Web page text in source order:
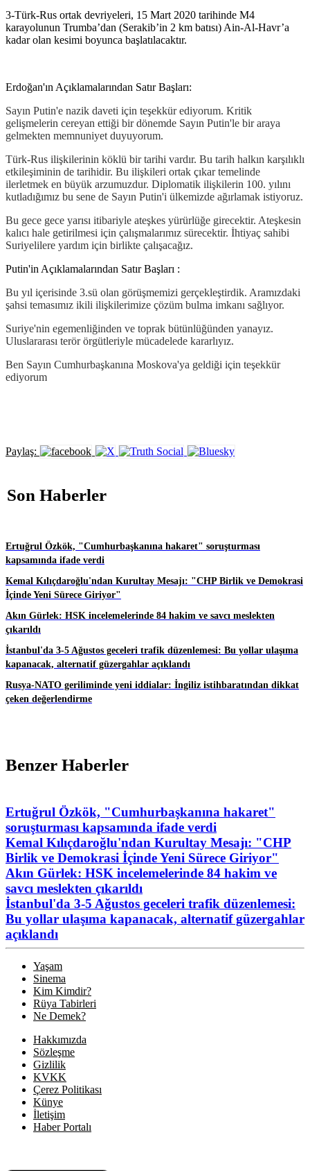
3-Türk-Rus ortak devriyeleri, 15 Mart 2020 tarihinde M4
karayolunun Trumba’dan (Serakib’in 2 km batısı) Ain-Al-Havr’a
kadar olan kesimi boyunca başlatılacaktır.
Erdoğan'ın Açıklamalarından Satır Başları:
Sayın Putin'e nazik daveti için teşekkür ediyorum. Kritik
gelişmelerin cereyan ettiği bir dönemde Sayın Putin'le bir araya
gelmekten memnuniyet duyuyorum.
Türk-Rus ilişkilerinin köklü bir tarihi vardır. Bu tarih halkın karşılıklı
etkileşiminin de tarihidir. Bu ilişkileri ortak çıkar temelinde
ilerletmek en büyük arzumuzdur. Diplomatik ilişkilerin 100. yılını
kutladığımız bu sene de Sayın Putin'i ülkemizde ağırlamak istiyoruz.
Bu gece gece yarısı itibariyle ateşkes yürürlüğe girecektir. Ateşkesin
kalıcı hale getirilmesi için çalışmalarımız sürecektir. İhtiyaç sahibi
Suriyelilere yardım için birlikte çalışacağız.
Putin'in Açıklamalarından Satır Başları :
Bu yıl içerisinde 3.sü olan görüşmemizi gerçekleştirdik. Aramızdaki
şahsi temasımız ikili ilişkilerimize çözüm bulma imkanı sağlıyor.
Suriye'nin egemenliğinden ve toprak bütünlüğünden yanayız.
Uluslararası terör örgütleriyle mücadelede kararlıyız.
Ben Sayın Cumhurbaşkanına Moskova'ya geldiği için teşekkür
ediyorum
Paylaş:
Son Haberler
Ertuğrul Özkök, "Cumhurbaşkanına hakaret" soruşturması
kapsamında ifade verdi
Kemal Kılıçdaroğlu'ndan Kurultay Mesajı: "CHP Birlik ve Demokrasi
İçinde Yeni Sürece Giriyor"
Akın Gürlek: HSK incelemelerinde 84 hakim ve savcı meslekten
çıkarıldı
İstanbul'da 3-5 Ağustos geceleri trafik düzenlemesi: Bu yollar ulaşıma
kapanacak, alternatif güzergahlar açıklandı
Rusya-NATO geriliminde yeni iddialar: İngiliz istihbaratından dikkat
çeken değerlendirme
Benzer Haberler
Ertuğrul Özkök, "Cumhurbaşkanına hakaret"
soruşturması kapsamında ifade verdi
Kemal Kılıçdaroğlu'ndan Kurultay Mesajı: "CHP
Birlik ve Demokrasi İçinde Yeni Sürece Giriyor"
Akın Gürlek: HSK incelemelerinde 84 hakim ve
savcı meslekten çıkarıldı
İstanbul'da 3-5 Ağustos geceleri trafik düzenlemesi:
Bu yollar ulaşıma kapanacak, alternatif güzergahlar
açıklandı
Yaşam
Sinema
Kim Kimdir?
Rüya Tabirleri
Ne Demek?
Hakkımızda
Sözleşme
Gizlilik
KVKK
Çerez Politikası
Künye
İletişim
Haber Portalı